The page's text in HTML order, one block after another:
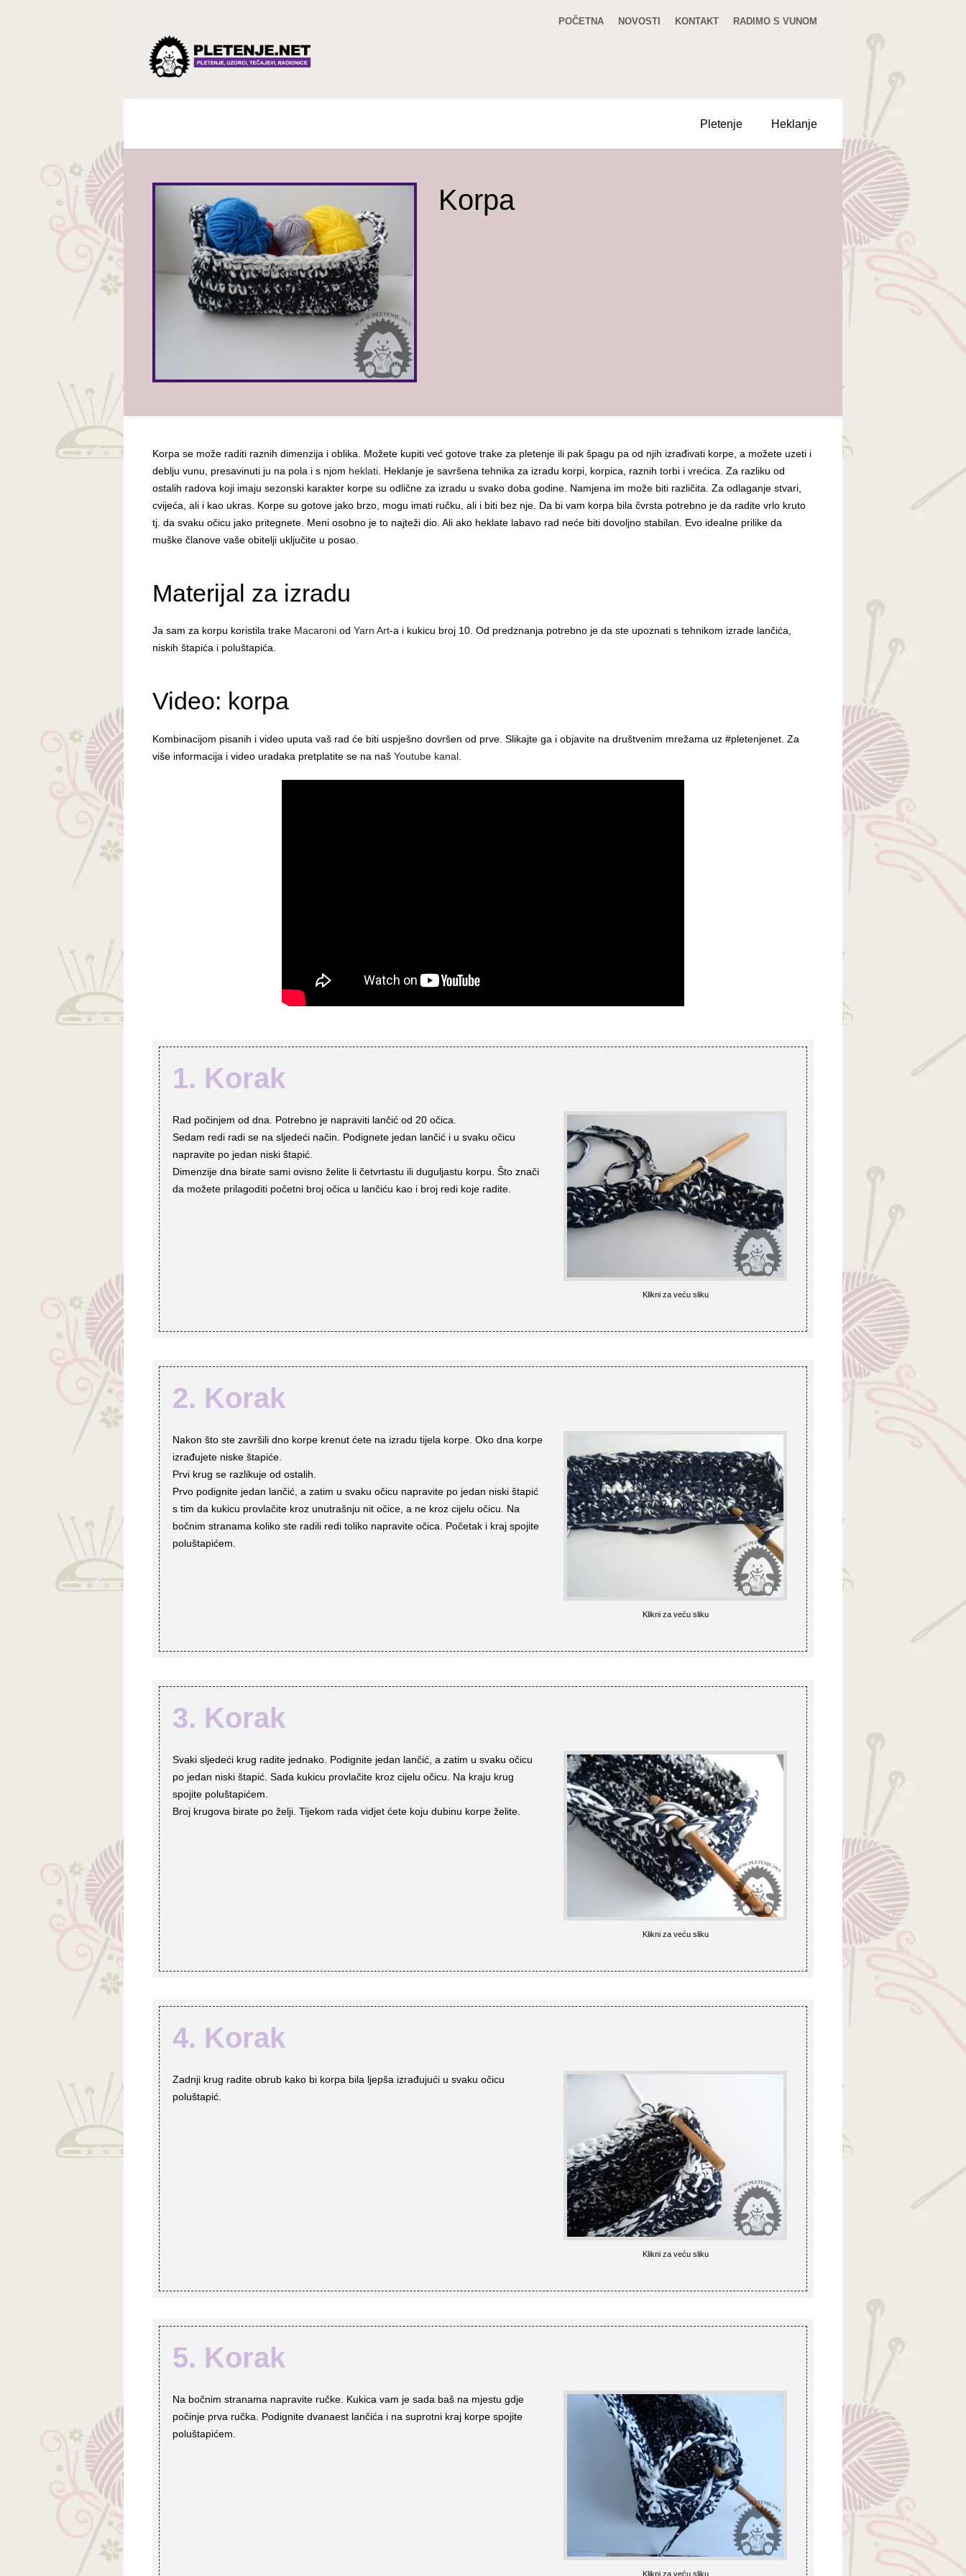
POČETNA NOVOSTI KONTAKT RADIMO S VUNOM
Pletenje Heklanje
Korpa
Korpa se može raditi raznih dimenzija i oblika. Možete kupiti već gotove trake za pletenje ili pak špagu pa od njih izrađivati korpe, a možete uzeti i
deblju vunu, presavinuti ju na pola i s njom heklati . Heklanje je savršena tehnika za izradu korpi, korpica, raznih torbi i vrećica. Za razliku od
ostalih radova koji imaju sezonski karakter korpe su odlične za izradu u svako doba godine. Namjena im može biti različita. Za odlaganje stvari,
cvijeća, ali i kao ukras. Korpe su gotove jako brzo, mogu imati ručku, ali i biti bez nje. Da bi vam korpa bila čvrsta potrebno je da radite vrlo kruto
tj. da svaku očicu jako pritegnete. Meni osobno je to najteži dio. Ali ako heklate labavo rad neće biti dovoljno stabilan. Evo idealne prilike da
muške članove vaše obitelji uključite u posao.
Materijal za izradu
Ja sam za korpu koristila trake Macaroni od Yarn Art-a i kukicu broj 10. Od predznanja potrebno je da ste upoznati s tehnikom izrade lančića,
niskih štapića i poluštapića.
Video: korpa
Kombinacijom pisanih i video uputa vaš rad će biti uspješno dovršen od prve. Slikajte ga i objavite na društvenim mrežama uz #pletenjenet. Za
više informacija i video uradaka pretplatite se na naš Youtube kanal
1. Korak
Rad počinjem od dna. Potrebno je napraviti lančić od 20 očica.
Sedam redi radi se na sljedeći način. Podignete jedan lančić i u svaku očicu
napravite po jedan niski štapić.
Dimenzije dna birate sami ovisno želite li četvrtastu ili duguljastu korpu. Što znači
da možete prilagoditi početni broj očica u lančiću kao i broj redi koje radite.
Klikni za veću sliku
2. Korak
Nakon što ste završili dno korpe krenut ćete na izradu tijela korpe. Oko dna korpe
izrađujete niske štapiće.
Prvi krug se razlikuje od ostalih.
Prvo podignite jedan lančić, a zatim u svaku očicu napravite po jedan niski štapić
s tim da kukicu provlačite kroz unutrašnju nit očice, a ne kroz cijelu očicu. Na
bočnim stranama koliko ste radili redi toliko napravite očica. Početak i kraj spojite
poluštapićem.
Klikni za veću sliku
3. Korak
Svaki sljedeći krug radite jednako. Podignite jedan lančić, a zatim u svaku očicu
po jedan niski štapić. Sada kukicu provlačite kroz cijelu očicu. Na kraju krug
spojite poluštapićem.
Broj krugova birate po želji. Tijekom rada vidjet ćete koju dubinu korpe želite.
Klikni za veću sliku
4. Korak
Zadnji krug radite obrub kako bi korpa bila ljepša izrađujući u svaku očicu
poluštapić.
Klikni za veću sliku
5. Korak
Na bočnim stranama napravite ručke. Kukica vam je sada baš na mjestu gdje
počinje prva ručka. Podignite dvanaest lančića i na suprotni kraj korpe spojite
poluštapićem.
Klikni za veću sliku